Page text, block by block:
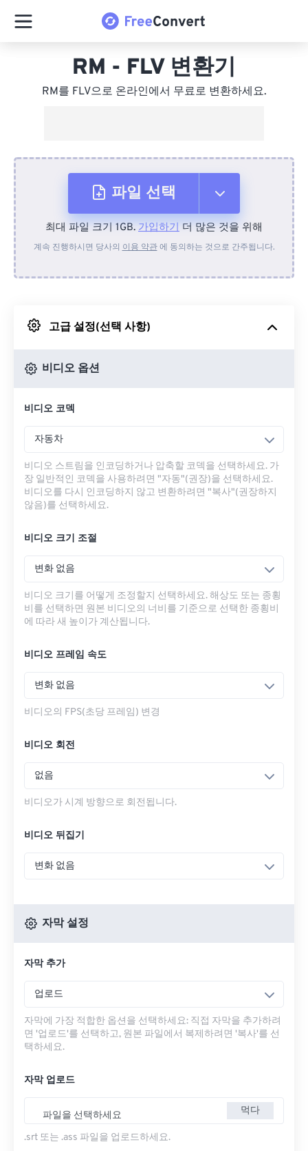
RM - FLV 변환기
RM를 FLV으로 온라인에서 무료로 변환하세요.
파일 선택
장치에서
Google 드라이브에서
최대 파일 크기 1GB. 가입하기 더 많은 것을 위해
계속 진행하시면 당사의 이용 약관에 동의하는 것으로 간주됩니다.
고급 설정(선택 사항)
비디오 옵션
비디오 코덱
자동차
비디오 스트림을 인코딩하거나 압축할 코덱을 선택하세요. 가
장 일반적인 코덱을 사용하려면 "자동"(권장)을 선택하세요.
비디오를 다시 인코딩하지 않고 변환하려면 "복사"(권장하지
않음)를 선택하세요.
비디오 크기 조절
변화 없음
비디오 크기를 어떻게 조정할지 선택하세요. 해상도 또는 종횡
비를 선택하면 원본 비디오의 너비를 기준으로 선택한 종횡비
에 따라 새 높이가 계산됩니다.
비디오 프레임 속도
변화 없음
비디오의 FPS(초당 프레임) 변경
비디오 회전
없음
비디오가 시계 방향으로 회전됩니다.
비디오 뒤집기
변화 없음
자막 설정
자막 추가
업로드
자막에 가장 적합한 옵션을 선택하세요: 직접 자막을 추가하려
면 '업로드'를 선택하고, 원본 파일에서 복제하려면 '복사'를 선
택하세요.
자막 업로드
파일을 선택하세요 먹다
.srt 또는 .ass 파일을 업로드하세요.